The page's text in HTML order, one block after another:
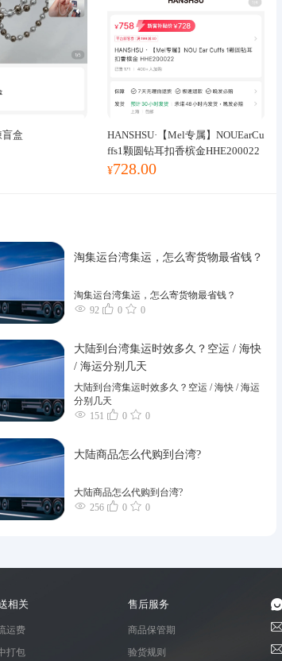
盒
HANSHSU·【Mel专属】NOUEarCu
ffs1颗圆钻耳扣香槟金HHE200022
¥728.00
淘集运台湾集运，怎么寄货物最省钱？
淘集运台湾集运，怎么寄货物最省钱？
92
0 0
大陆到台湾集运时效多久？空运 / 海快
/ 海运分别几天
大陆到台湾集运时效多久？空运 / 海快 / 海运
分别几天
151
0 0
大陆商品怎么代购到台湾?
大陆商品怎么代购到台湾?
256
0 0
相关
运费
打包
售后服务
商品保管期
验货规则